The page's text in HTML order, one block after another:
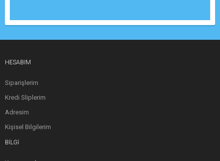
HESABIM
Siparişlerim
Kredi Sliplerim
Adresim
Kişisel Bilgilerim
BILGI